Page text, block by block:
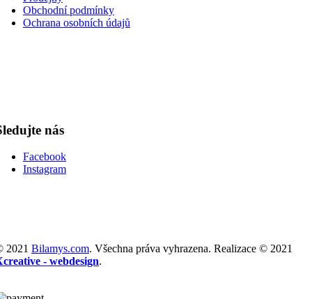
Obchodní podmínky
Ochrana osobních údajů
nás
Facebook
Instagram
2021 Bilamys.com. Všechna práva vyhrazena. Realizace © 2021
- webdesign.